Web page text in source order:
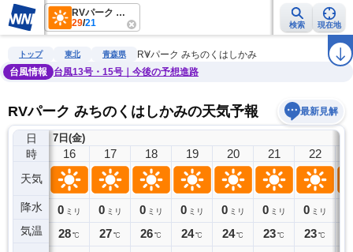
RVパーク みちのくはしかみ
29/21 検索 現在地
雨雲レーダー 台風情報 地震情報 警報・注意報 ラ
トップ 東北 青森県
RVパーク みちのくはしかみ
台風情報
台風13号・15号｜今後の予想進路
RVパーク みちのくはしかみの天気予報 最新見解
日
時
天気
降水
気温
7日(金)
15
0ミリ
29℃
16
0 ミリ
28℃
17
0 ミリ
27℃
18
0 ミリ
26℃
19
0 ミリ
24℃
20
0 ミリ
24℃
21
0 ミリ
23℃
22
0 ミリ
23℃